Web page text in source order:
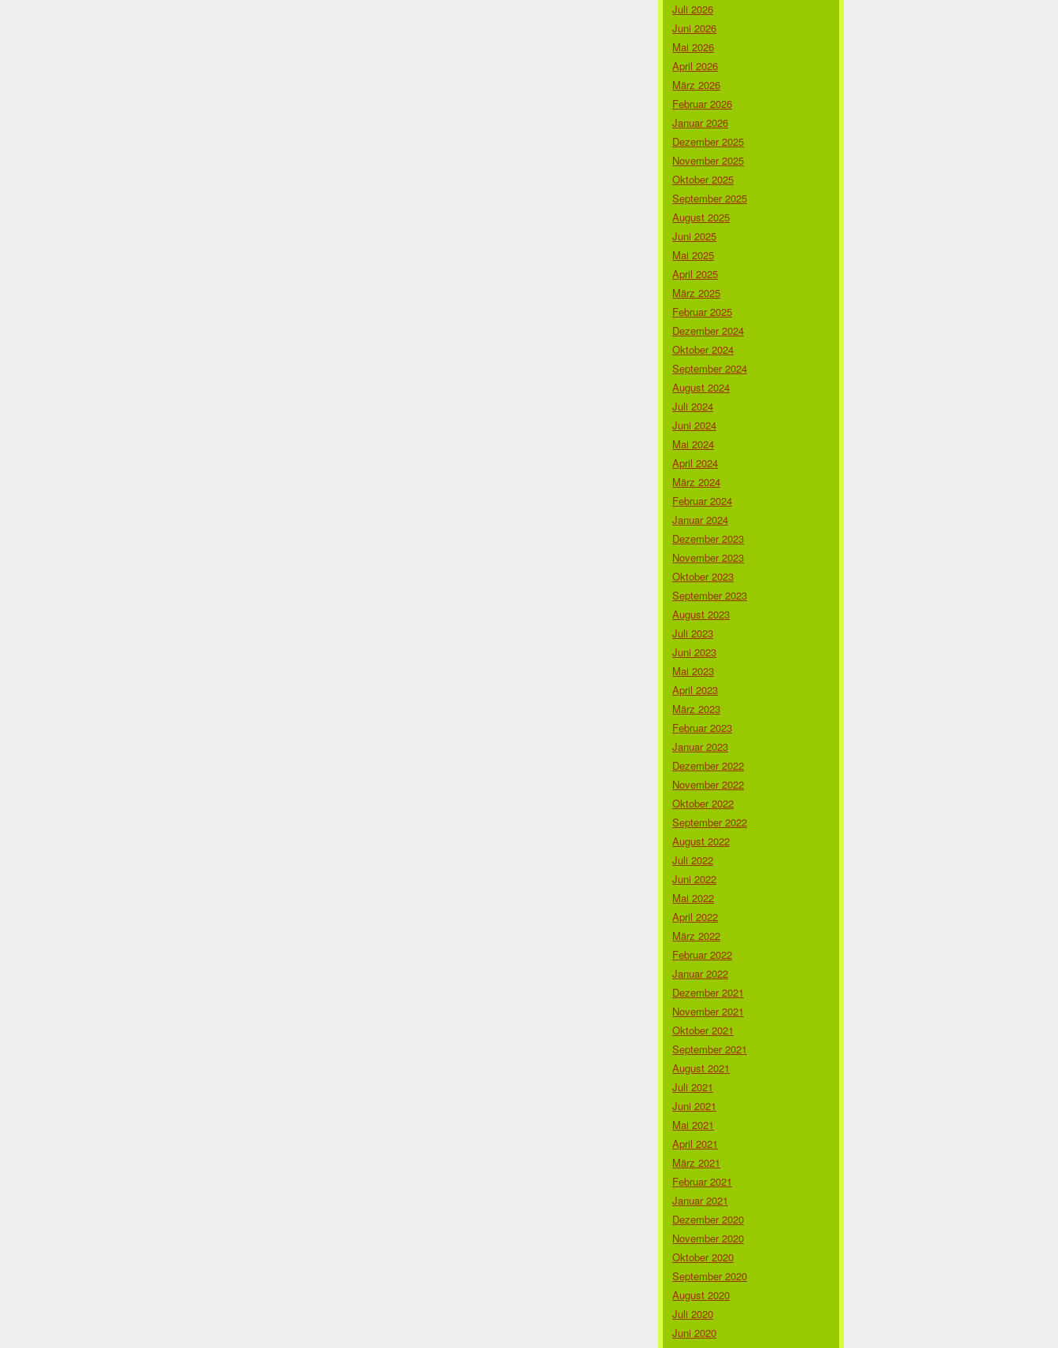
Juli 2026
Juni 2026
Mai 2026
April 2026
März 2026
Februar 2026
Januar 2026
Dezember 2025
November 2025
Oktober 2025
September 2025
August 2025
Juni 2025
Mai 2025
April 2025
März 2025
Februar 2025
Dezember 2024
Oktober 2024
September 2024
August 2024
Juli 2024
Juni 2024
Mai 2024
April 2024
März 2024
Februar 2024
Januar 2024
Dezember 2023
November 2023
Oktober 2023
September 2023
August 2023
Juli 2023
Juni 2023
Mai 2023
April 2023
März 2023
Februar 2023
Januar 2023
Dezember 2022
November 2022
Oktober 2022
September 2022
August 2022
Juli 2022
Juni 2022
Mai 2022
April 2022
März 2022
Februar 2022
Januar 2022
Dezember 2021
November 2021
Oktober 2021
September 2021
August 2021
Juli 2021
Juni 2021
Mai 2021
April 2021
März 2021
Februar 2021
Januar 2021
Dezember 2020
November 2020
Oktober 2020
September 2020
August 2020
Juli 2020
Juni 2020